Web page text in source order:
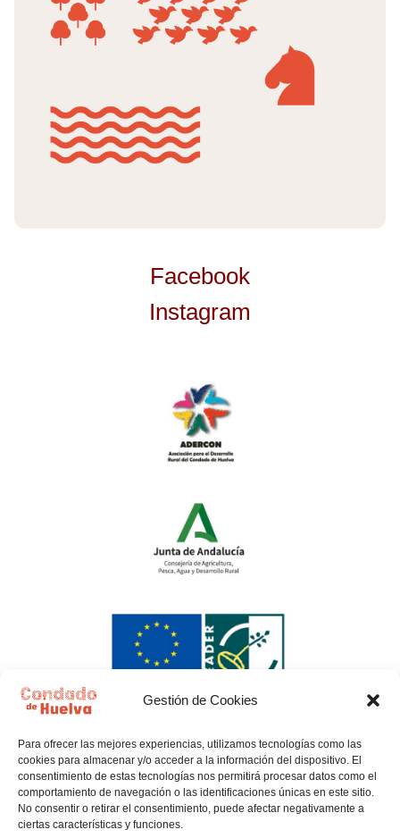
Gestión de Cookies
Para ofrecer las mejores experiencias, utilizamos tecnologías como las
cookies para almacenar y/o acceder a la información del dispositivo. El
consentimiento de estas tecnologías nos permitirá procesar datos como el
comportamiento de navegación o las identificaciones únicas en este sitio.
No consentir o retirar el consentimiento, puede afectar negativamente a
ciertas características y funciones.
Facebook
Instagram
Política de privacidad